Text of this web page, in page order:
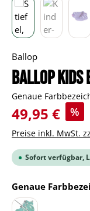
Ballop
BALLOP
Genaue
Verkaufspreis:
49,95 € %
Preise inkl. MwSt.
Sofort verfügbar,
Genaue